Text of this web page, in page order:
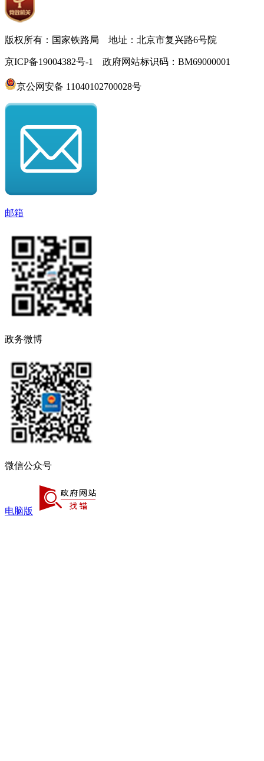
版权所有：国家铁路局 地址：北京市复兴路6号院
京ICP备19004382号-1 政府网站标识码：BM69000001
京公网安备 11040102700028号
邮箱
政务微博
微信公众号
电脑版